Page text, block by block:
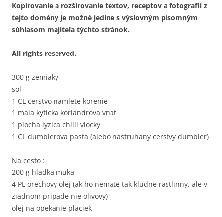
Kopírovanie a rozširovanie textov, receptov a fotografií z
tejto domény je možné jedine s výslovným písomným
súhlasom majiteľa týchto stránok.
All rights reserved.
300 g zemiaky
sol
1 CL cerstvo namlete korenie
1 mala kyticka koriandrova vnat
1 plocha lyzica chilli vlocky
1 CL dumbierova pasta (alebo nastruhany cerstvy dumbier)
Na cesto :
200 g hladka muka
4 PL orechovy olej (ak ho nemate tak kludne rastlinny, ale v
ziadnom pripade nie olivovy)
olej na opekanie placiek